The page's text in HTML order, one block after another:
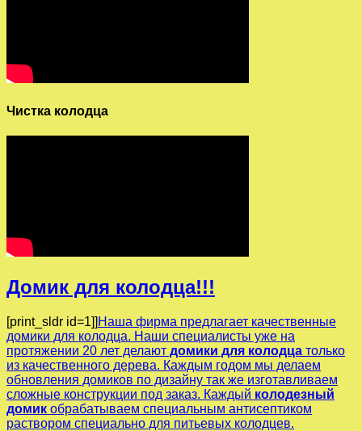
Чистка колодца
Домик для колодца!!!
[print_sldr id=1]] Наша фирма предлагает качественные
домики для колодца. Наши специалисты уже на
протяжении 20 лет делают домики для колодца только
из качественного дерева. Каждым годом мы делаем
обновления домиков по дизайну так же изготавливаем
сложные конструкции под заказ. Каждый колодезный
домик обрабатываем специальным антисептиком
раствором специально для питьевых колодцев.